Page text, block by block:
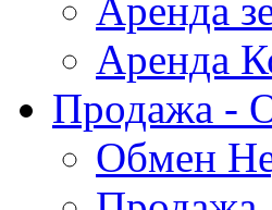
Аренда
Аренда
Продажа -
Обмен